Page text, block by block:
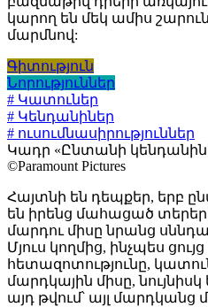
կարող են մեկ ամիս
մարմնով:
Գիտություն
Նորություններ
# Կատուներ
# Կենդանիներ
# ուսումնասիրություններ
Կադր «Ընտանի
©Paramount Pictures
Հայտնի են դեպքեր, երբ
են իրենց մահացած
մարդու միսը նրանց
Մյուս կողմից, ինչպես
հետազոտությունը,
մարդկային միսը, նույնիսկ
այդ թվում՝ այլ մարդկանց